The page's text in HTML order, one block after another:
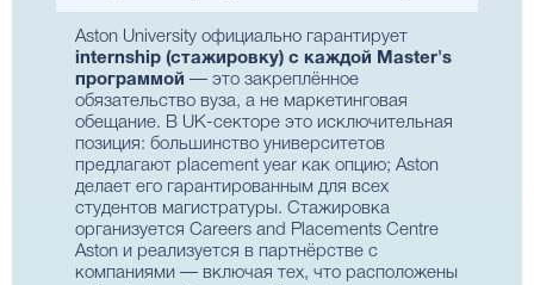
Aston University официально гарантирует
internship (стажировку) с каждой Master's
программой — это закреплённое
обязательство вуза, а не маркетинговая
обещание. В UK-секторе это исключительная
позиция: большинство университетов
предлагают placement year как опцию; Aston
делает его гарантированным для всех
студентов магистратуры. Стажировка
организуется Careers and Placements Centre
Aston и реализуется в партнёрстве с
компаниями — включая тех, что расположены